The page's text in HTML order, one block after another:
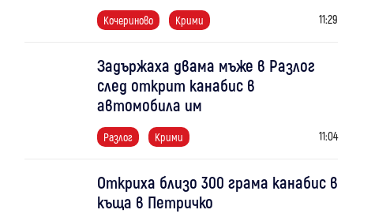
Кочериново Крими 11:29
Задържаха двама мъже в Разлог
след открит канабис в
автомобила им
Разлог Крими 11:04
Откриха близо 300 грама канабис в
къща в Петричко